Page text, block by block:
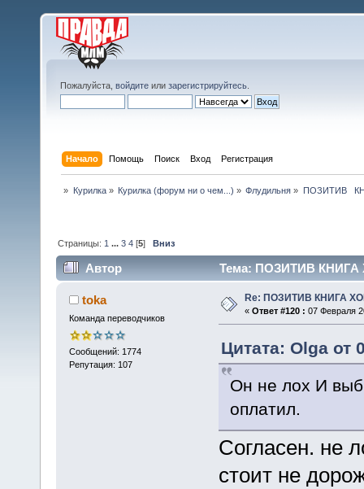
Пожалуйста, войдите или зарегистрируйтесь
Начало Помощь Поиск Вход Регистрация
» Курилка» Курилка (форум ни о чем...) » Флудильня » ПОЗИТИВ
Страницы: 1 ...3 4 [5]Вниз
Автор Тема: ПОЗИТИВ КНИГА
toka
Команда переводчиков
Сообщений: 1774
Репутация: 107
Re: ПОЗИТИВ КНИГА
« Ответ #120 : 07 Февраля
Цитата: Olga от
Он не лох И
оплатил.
Согласен. не
стоит не